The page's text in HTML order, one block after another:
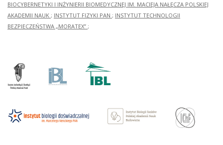
BIOCYBERNETYKI I INŻYNIERII BIOMEDYCZNEJ IM. MACIEJA NAŁĘCZA POLSKIEJ
AKADEMII NAUK ; INSTYTUT FIZYKI PAN ; INSTYTUT TECHNOLOGII
BEZPIECZEŃSTWA „MORATEX” ;